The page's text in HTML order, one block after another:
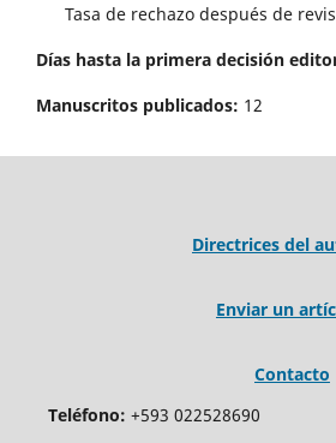
Tasa de rechazo después de
Días hasta la primera decisión
Manuscritos publicados: 12
Directrices del
Enviar un
Contacto
Teléfono: +593 022528690